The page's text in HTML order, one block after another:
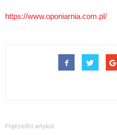
https://www.oponiarnia.com.pl/
Poprzedni artykuł